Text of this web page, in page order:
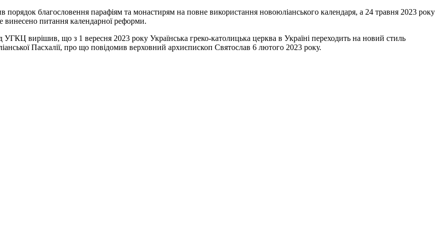
благословення парафіям та монастирям на повне використання новоюліанського календаря, а 24 травня 2023 року
винесено питання календарної реформи.
вирішив, що з 1 вересня 2023 року Українська греко-католицька церква в Україні переходить на новий стиль
Пасхалії, про що повідомив верховний архиєпископ Святослав 6 лютого 2023 року.